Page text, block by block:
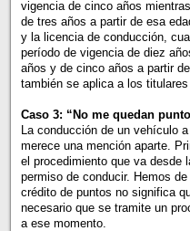
vigencia de cinco años
de tres años a partir de esa
y la licencia de conducción,
período de vigencia de diez
años y de cinco años a partir
también se aplica a los
Caso 3: “No me quedan
La conducción de un vehículo
merece una mención aparte.
el procedimiento que va desde
permiso de conducir. Hemos
crédito de puntos no significa
necesario que se tramite un
a ese momento.